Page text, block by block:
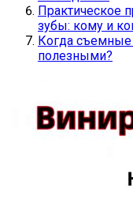
Практическое
зубы: кому и
Когда съемные
полезными?